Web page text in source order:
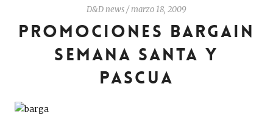
D&D news/marzo 18, 2009
PROMOCIONES BARGAIN
SEMANA SANTA Y
PASCUA